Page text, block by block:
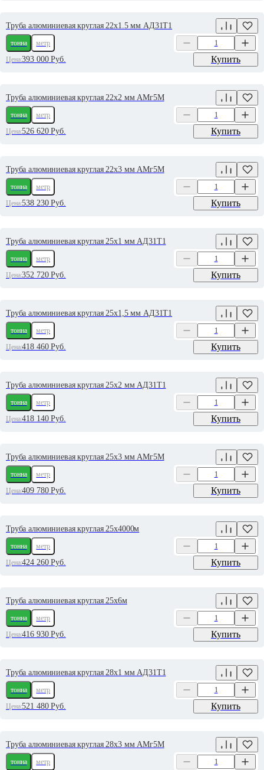
Труба алюминиевая круглая 22х1.5 мм АД31Т1
тонна
метр
Цена:393 000Руб. Купить
Труба алюминиевая круглая 22х2 мм АМг5М
тонна
метр
Цена:526 620Руб. Купить
Труба алюминиевая круглая 22х3 мм АМг5М
тонна
метр
Цена:538 230Руб. Купить
Труба алюминиевая круглая 25х1 мм АД31Т1
тонна
метр
Цена:352 720Руб. Купить
Труба алюминиевая круглая 25х1,5 мм АД31Т1
тонна
метр
Цена:418 460Руб. Купить
Труба алюминиевая круглая 25х2 мм АД31Т1
тонна
метр
Цена:418 140Руб. Купить
Труба алюминиевая круглая 25х3 мм АМг5М
тонна
метр
Цена:409 780Руб. Купить
Труба алюминиевая круглая 25х4000м
тонна
метр
Цена:424 260Руб. Купить
Труба алюминиевая круглая 25х6м
тонна
метр
Цена:416 930Руб. Купить
Труба алюминиевая круглая 28х1 мм АД31Т1
тонна
метр
Цена:521 480Руб. Купить
Труба алюминиевая круглая 28х3 мм АМг5М
тонна метр